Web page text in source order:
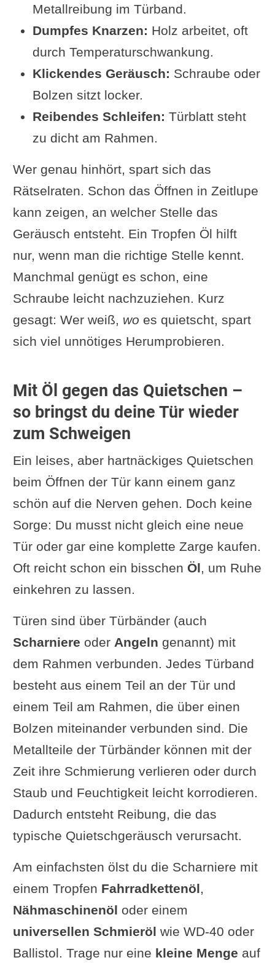
Metallreibung im Türband.
Dumpfes Knarzen: Holz arbeitet, oft
durch Temperaturschwankung.
Klickendes Geräusch: Schraube oder
Bolzen sitzt locker.
Reibendes Schleifen: Türblatt steht
zu dicht am Rahmen.
Wer genau hinhört, spart sich das
Rätselraten. Schon das Öffnen in Zeitlupe
kann zeigen, an welcher Stelle das
Geräusch entsteht. Ein Tropfen Öl hilft
nur, wenn man die richtige Stelle kennt.
Manchmal genügt es schon, eine
Schraube leicht nachzuziehen. Kurz
gesagt: Wer weiß, wo es quietscht, spart
sich viel unnötiges Herumprobieren.
Mit Öl gegen das Quietschen –
so bringst du deine Tür wieder
zum Schweigen
Ein leises, aber hartnäckiges Quietschen
beim Öffnen der Tür kann einem ganz
schön auf die Nerven gehen. Doch keine
Sorge: Du musst nicht gleich eine neue
Tür oder gar eine komplette Zarge kaufen.
Oft reicht schon ein bisschen Öl, um Ruhe
einkehren zu lassen.
Türen sind über Türbänder (auch
Scharniere oder Angeln genannt) mit
dem Rahmen verbunden. Jedes Türband
besteht aus einem Teil an der Tür und
einem Teil am Rahmen, die über einen
Bolzen miteinander verbunden sind. Die
Metallteile der Türbänder können mit der
Zeit ihre Schmierung verlieren oder durch
Staub und Feuchtigkeit leicht korrodieren.
Dadurch entsteht Reibung, die das
typische Quietschgeräusch verursacht.
Am einfachsten ölst du die Scharniere mit
einem Tropfen Fahrradkettenöl,
Nähmaschinenöl oder einem
universellen Schmieröl wie WD-40 oder
Ballistol. Trage nur eine kleine Menge auf